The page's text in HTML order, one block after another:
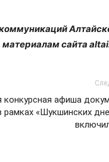
материалам сайта
конкурсная афиша
рамках «Шукшинских